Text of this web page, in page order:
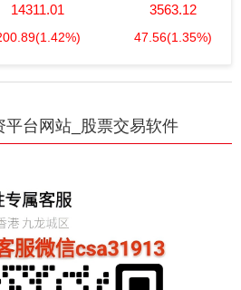
14311.01
(1.42%)
3563.12
47.56(1.35%)
平台网站_股票交易软件